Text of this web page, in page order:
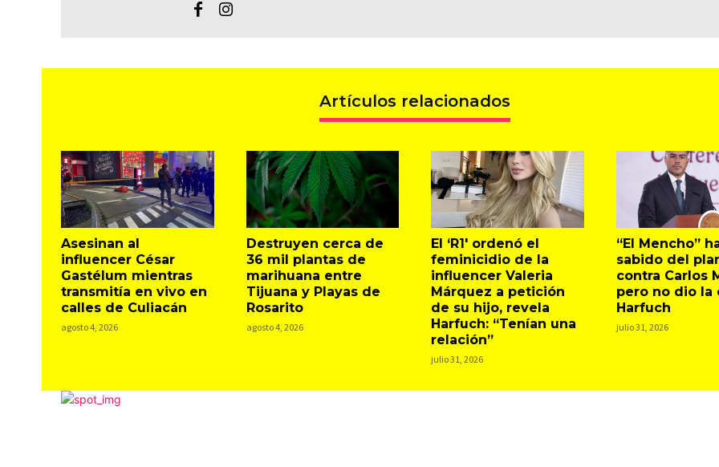
Artículos relacionados
Asesinan al
influencer César
Gastélum mientras
transmitía en vivo en
calles de Culiacán
agosto 4, 2026
Destruyen cerca de
36 mil plantas de
marihuana entre
Tijuana y Playas de
Rosarito
agosto 4, 2026
El ‘R1′ ordenó el
feminicidio de la
influencer Valeria
Márquez a petición
de su hijo, revela
Harfuch: “Tenían una
relación”
julio 31, 2026
“El Mencho”
sabido del
contra Carlos
pero no dio la
Harfuch
julio 31, 2026